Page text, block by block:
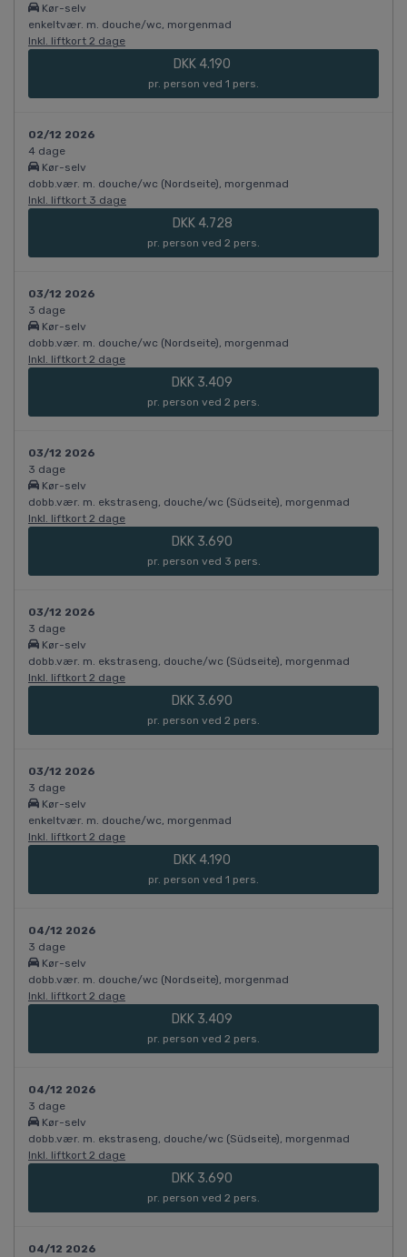
Kør-selv
enkeltvær. m. douche/wc, morgenmad
Inkl. liftkort 2 dage
DKK 4.190
pr. person ved 1 pers.
02/12 2026
4 dage
Kør-selv
dobb.vær. m. douche/wc (Nordseite), morgenmad
Inkl. liftkort 3 dage
DKK 4.728
pr. person ved 2 pers.
03/12 2026
3 dage
Kør-selv
dobb.vær. m. douche/wc (Nordseite), morgenmad
Inkl. liftkort 2 dage
DKK 3.409
pr. person ved 2 pers.
03/12 2026
3 dage
Kør-selv
dobb.vær. m. ekstraseng, douche/wc (Südseite), morgenmad
Inkl. liftkort 2 dage
DKK 3.690
pr. person ved 3 pers.
03/12 2026
3 dage
Kør-selv
dobb.vær. m. ekstraseng, douche/wc (Südseite), morgenmad
Inkl. liftkort 2 dage
DKK 3.690
pr. person ved 2 pers.
03/12 2026
3 dage
Kør-selv
enkeltvær. m. douche/wc, morgenmad
Inkl. liftkort 2 dage
DKK 4.190
pr. person ved 1 pers.
04/12 2026
3 dage
Kør-selv
dobb.vær. m. douche/wc (Nordseite), morgenmad
Inkl. liftkort 2 dage
DKK 3.409
pr. person ved 2 pers.
04/12 2026
3 dage
Kør-selv
dobb.vær. m. ekstraseng, douche/wc (Südseite), morgenmad
Inkl. liftkort 2 dage
DKK 3.690
pr. person ved 2 pers.
04/12 2026